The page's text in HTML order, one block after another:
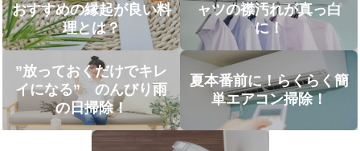
おすすめの縁起が良い料
理とは？
ャツの襟汚れが真っ白
に！
”放っておくだけでキレ
イになる” のんびり雨
の日掃除！
夏本番前に！らくらく簡
単エアコン掃除！